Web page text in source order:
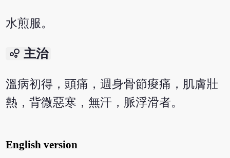
水煎服。
bubble_chart 主治
溫病初得，頭痛，週身骨節痠痛，肌膚壯
熱，背微惡寒，無汗，脈浮滑者。
English version